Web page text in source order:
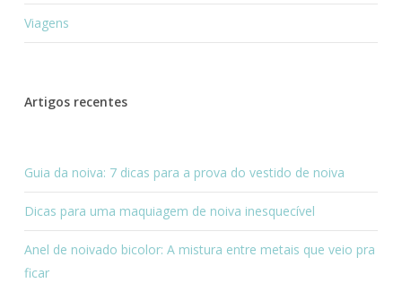
Viagens
Artigos recentes
Guia da noiva: 7 dicas para a prova do vestido de noiva
Dicas para uma maquiagem de noiva inesquecível
Anel de noivado bicolor: A mistura entre metais que veio pra
ficar